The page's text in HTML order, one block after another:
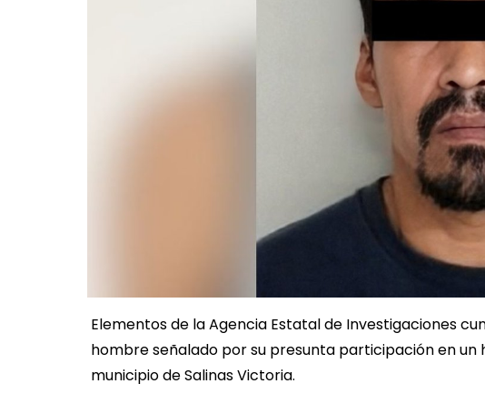
Elementos de la Agencia Estatal de Investigaciones
hombre señalado por su presunta participación en
municipio de Salinas Victoria.